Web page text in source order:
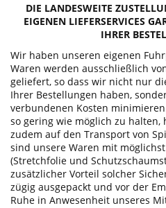
DIE LANDESWEITE
EIGENEN LIEFERSERVICES
IHRER
Wir haben unseren eigenen
Waren werden ausschließlich
geliefert, so dass wir nicht nur
Ihrer Bestellungen haben,
verbundenen Kosten
so gering wie möglich zu
zudem auf den Transport von
sind unsere Waren mit
(Stretchfolie und
zusätzlicher Vorteil solcher
zügig ausgepackt und vor der
Ruhe in Anwesenheit unseres